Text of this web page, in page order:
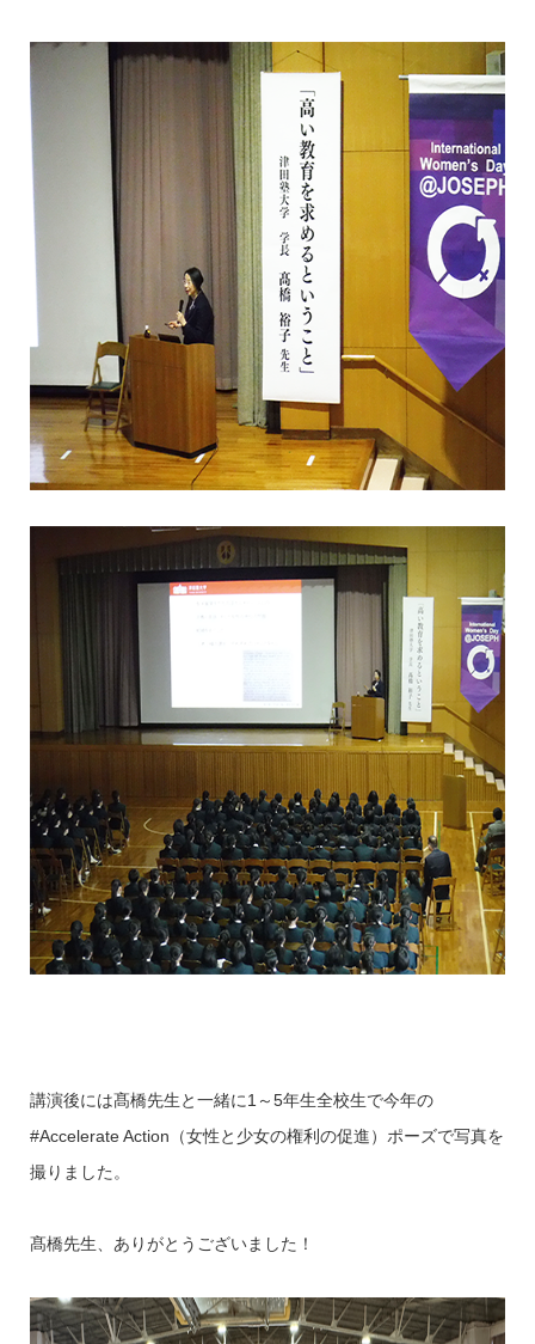
講演後には髙橋先生と一緒に1～5年生全校生で今年の
#Accelerate Action（女性と少女の権利の促進）ポーズで写真を
撮りました。
髙橋先生、ありがとうございました！